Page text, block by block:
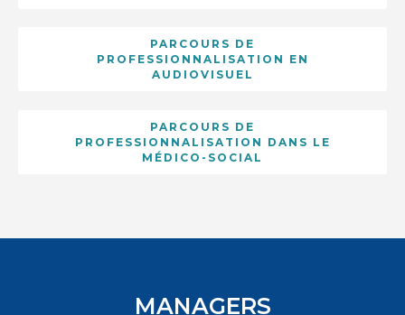
PARCOURS DE
PROFESSIONNALISATION EN
AUDIOVISUEL
PARCOURS DE
PROFESSIONNALISATION DANS LE
MÉDICO-SOCIAL
MANAGERS